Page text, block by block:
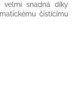
velmi snadná díky
čistícímu